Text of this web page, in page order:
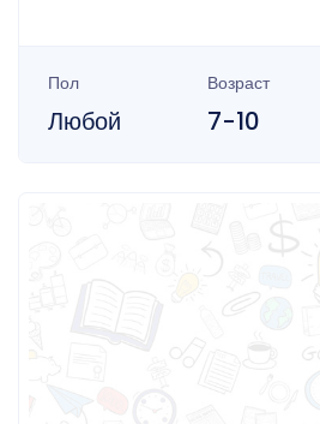
Пол
Любой
Возраст
7-10